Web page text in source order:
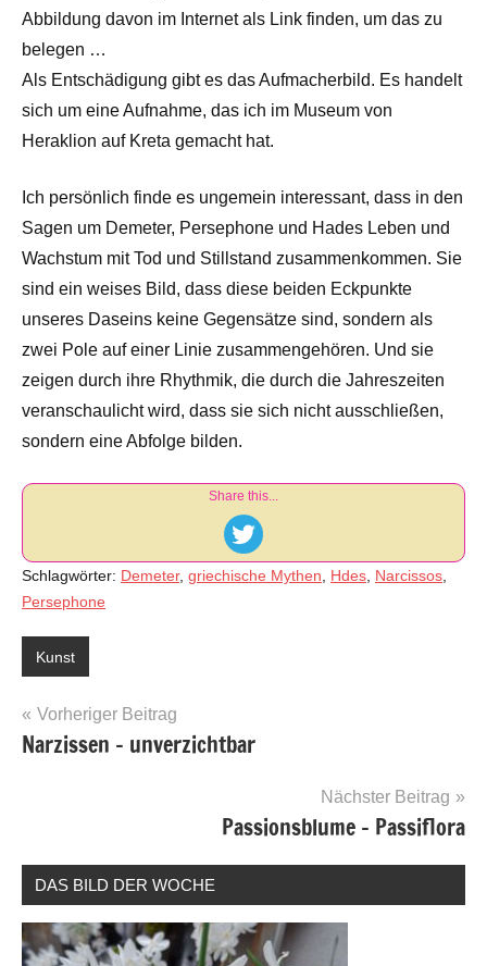
Abbildung davon im Internet als Link finden, um das zu
belegen …
Als Entschädigung gibt es das Aufmacherbild. Es handelt
sich um eine Aufnahme, das ich im Museum von
Heraklion auf Kreta gemacht hat.
Ich persönlich finde es ungemein interessant, dass in den
Sagen um Demeter, Persephone und Hades Leben und
Wachstum mit Tod und Stillstand zusammenkommen. Sie
sind ein weises Bild, dass diese beiden Eckpunkte
unseres Daseins keine Gegensätze sind, sondern als
zwei Pole auf einer Linie zusammengehören. Und sie
zeigen durch ihre Rhythmik, die durch die Jahreszeiten
veranschaulicht wird, dass sie sich nicht ausschließen,
sondern eine Abfolge bilden.
Share this...
Schlagwörter: Demeter, griechische Mythen Hdes Narcissos
Persephone
Kunst
Beitragsnavigation
Vorheriger Beitrag
Narzissen – unverzichtbar
Nächster Beitrag
Passionsblume – Passiflora
DAS BILD DER WOCHE